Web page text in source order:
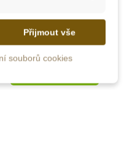
406 Kč
Přijmout vše
souborů cookies